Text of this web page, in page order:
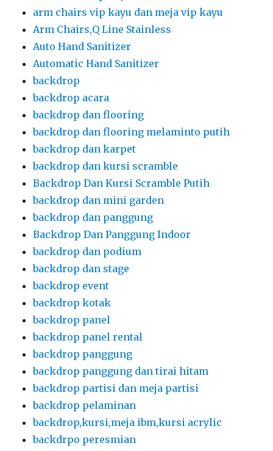
arm chairs vip kayu dan meja vip kayu
Arm Chairs,Q Line Stainless
Auto Hand Sanitizer
Automatic Hand Sanitizer
backdrop
backdrop acara
backdrop dan flooring
backdrop dan flooring melaminto putih
backdrop dan karpet
backdrop dan kursi scramble
Backdrop Dan Kursi Scramble Putih
backdrop dan mini garden
backdrop dan panggung
Backdrop Dan Panggung Indoor
backdrop dan podium
backdrop dan stage
backdrop event
backdrop kotak
backdrop panel
backdrop panel rental
backdrop panggung
backdrop panggung dan tirai hitam
backdrop partisi dan meja partisi
backdrop pelaminan
backdrop,kursi,meja ibm,kursi acrylic
backdrpo peresmian